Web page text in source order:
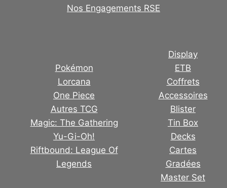
Nos Engagements RSE
Pokémon
Lorcana
One Piece
Autres TCG
Magic: The Gathering
Yu-Gi-Oh!
Riftbound: League Of
Legends
Display
ETB
Coffrets
Accessoires
Blister
Tin Box
Decks
Cartes
Gradées
Master Set